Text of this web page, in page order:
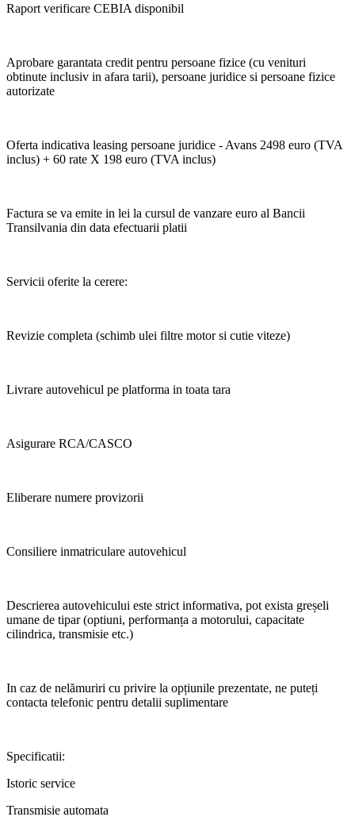
Raport verificare CEBIA disponibil
Aprobare garantata credit pentru persoane fizice (cu venituri
obtinute inclusiv in afara tarii), persoane juridice si persoane fizice
autorizate
Oferta indicativa leasing persoane juridice - Avans 2498 euro (TVA
inclus) + 60 rate X 198 euro (TVA inclus)
Factura se va emite in lei la cursul de vanzare euro al Bancii
Transilvania din data efectuarii platii
Servicii oferite la cerere:
Revizie completa (schimb ulei filtre motor si cutie viteze)
Livrare autovehicul pe platforma in toata tara
Asigurare RCA/CASCO
Eliberare numere provizorii
Consiliere inmatriculare autovehicul
Descrierea autovehicului este strict informativa, pot exista greșeli
umane de tipar (optiuni, performanța a motorului, capacitate
cilindrica, transmisie etc.)
In caz de nelămuriri cu privire la opțiunile prezentate, ne puteți
contacta telefonic pentru detalii suplimentare
Specificatii:
Istoric service
Transmisie automata